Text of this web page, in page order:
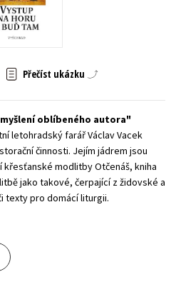
literatura
Přečíst ukázku
oblíbeného autora
letohradský farář Václav Vacek
činnosti. Jejím jádrem jsou
modlitby Otčenáš, kniha
jako takové, čerpající z židovské a
texty pro domácí liturgii.